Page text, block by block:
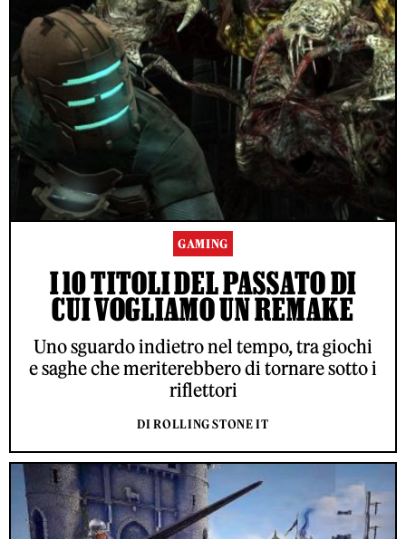
GAMING
I 10 TITOLI DEL PASSATO DI
CUI VOGLIAMO UN REMAKE
Uno sguardo indietro nel tempo, tra giochi
e saghe che meriterebbero di tornare sotto i
riflettori
DI ROLLING STONE IT